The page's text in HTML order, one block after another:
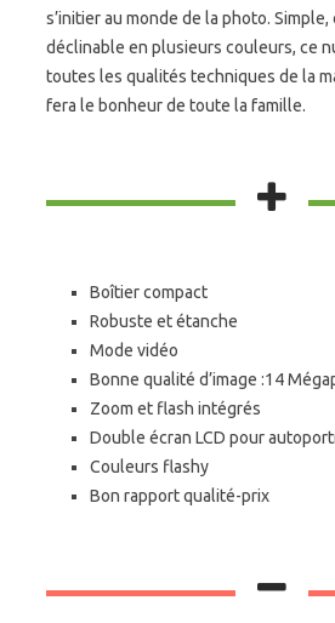
s’initier au monde de la photo.
déclinable en plusieurs couleurs, ce
toutes les qualités techniques de la
fera le bonheur de toute la famille.
Boîtier compact
Robuste et étanche
Mode vidéo
Bonne qualité d’image :14
Zoom et flash intégrés
Double écran LCD pour
Couleurs flashy
Bon rapport qualité-prix